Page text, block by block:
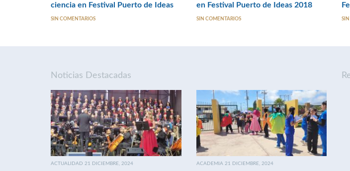
ciencia en Festival Puerto de Ideas
SIN COMENTARIOS
en Festival Puerto de Ideas 2018
SIN COMENTARIOS
Noticias Destacadas
ACTUALIDAD 21 DICIEMBRE, 2024 ACADEMIA 21 DICIEMBRE, 2024